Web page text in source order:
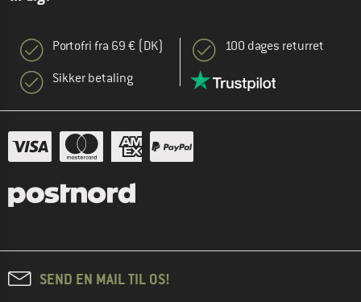
Portofri fra 69 € (DK)
Sikker betaling
100 dages returret
SEND EN MAIL TIL OS!